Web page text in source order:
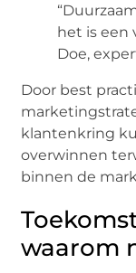
het is een
Doe,
Door best
klantenkring
overwinnen
binnen de
waarom